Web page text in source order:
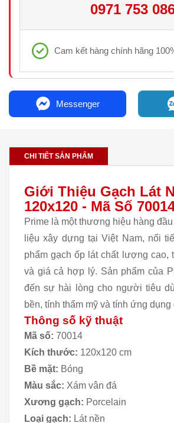
0971 753
Cam kết hàng chính hãng
Messenger
CHI TIẾT SẢN PHẨM
Giới Thiệu Gạch Lát
120x120 - Mã Số
Prime là một thương hiệu hàng
liệu xây dựng tại Việt Nam, nổi
phẩm gạch ốp lát chất lượng cao,
và giá cả hợp lý. Sản phẩm của
đến sự hài lòng cho người tiêu
bền, tính thẩm mỹ và tính ứng dụng
Thông số kỹ thuật
Mã số: 70014
Kích thước: 120x120 cm
Bề mặt: Bóng
Màu sắc: Xám vân đá
Xương gạch: Porcelain
Loại gạch: Lát nền